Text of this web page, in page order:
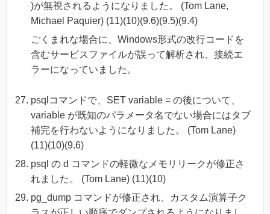
)が無視されるようになりました。 (Tom Lane,
Michael Paquier) (11)(10)(9.6)(9.5)(9.4)
ごくまれな場合に、Windows形式の改行コードを
含むサービスファイルが誤って解析され、接続エ
ラーになっていました。
psqlコマンドで、SET variable = の後について、
variable が既知のパラメータ名でない場合にはタブ
補完を行わないようになりました。 (Tom Lane)
(11)(10)(9.6)
psql の d コマンドの軽微なメモリリークが修正さ
れました。 (Tom Lane) (11)(10)
pg_dump コマンドが修正され、カスタム演算子ク